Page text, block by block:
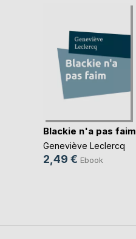
Blackie n'a pas faim
Geneviève Leclercq
2,49 € Ebook